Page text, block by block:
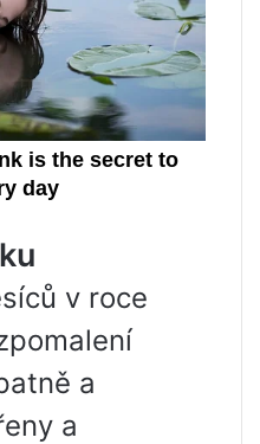
v roce
a
a